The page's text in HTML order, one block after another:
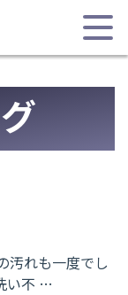
汚れも一度でし
い不 …